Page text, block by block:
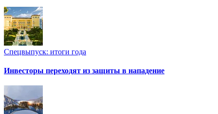
Спецвыпуск: итоги года
Инвесторы переходят из защиты в нападение